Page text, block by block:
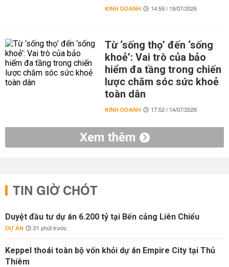
KINH DOANH 14:59 | 19/07/2026
Từ ‘sống thọ’ đến ‘sống
khoẻ’: Vai trò của bảo
hiểm đa tầng trong chiến
lược chăm sóc sức khoẻ
toàn dân
KINH DOANH 17:52 | 14/07/2026
Xem thêm
TIN GIỜ CHÓT
Duyệt đầu tư dự án 6.200 tỷ tại Bến cảng Liên Chiểu
DỰ ÁN 01 phút trước
Keppel thoái toàn bộ vốn khỏi dự án Empire City tại Thủ
Thiêm